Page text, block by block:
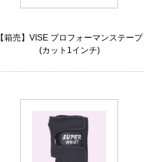
【箱売】VISE プロフォーマンステープ
(カット1インチ)